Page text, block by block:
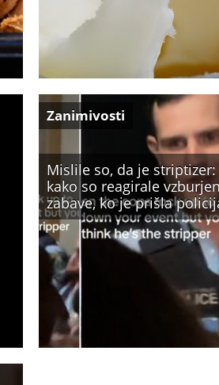
Mislile so, da je striptizer:
kako so reagirale
zabave, ko je prišla
Zanimivosti